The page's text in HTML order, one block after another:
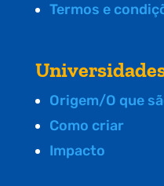
Termos e
Origem/O que
Como criar
Impacto